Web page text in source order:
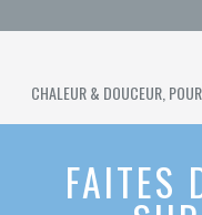
CHALEUR & DOUCEUR,
LE
CHAUFFANT
SURMATELAS
CHAUFFANT
FAITES